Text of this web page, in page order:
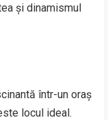
și dinamismul
într-un oraș
locul ideal.